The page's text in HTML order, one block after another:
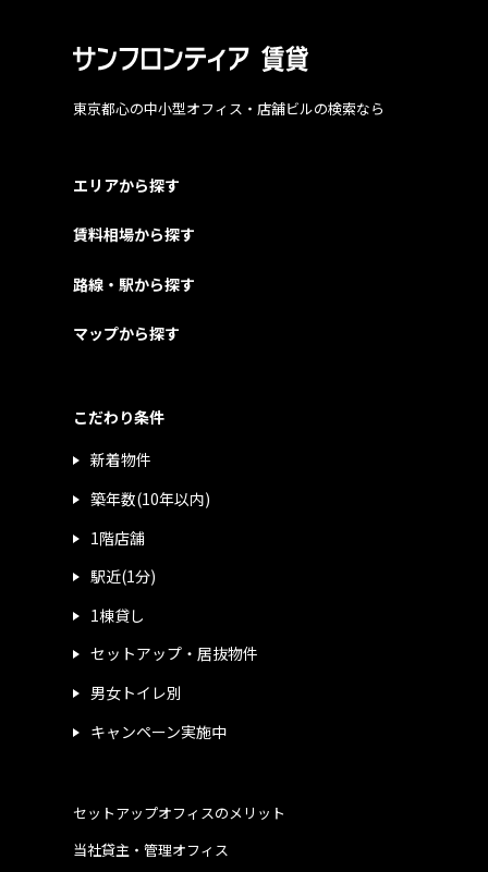
東京都心の中小型オフィス・店舗ビルの検索なら
エリアから探す
賃料相場から探す
路線・駅から探す
マップから探す
こだわり条件
新着物件
築年数(10年以内)
1階店舗
駅近(1分)
1棟貸し
セットアップ・居抜物件
男女トイレ別
キャンペーン実施中
当社貸主・管理オフィス
セットアップオフィスのメリット